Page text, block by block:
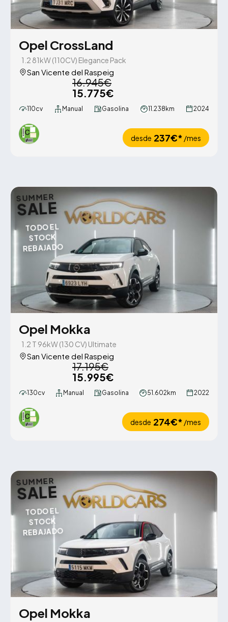
Opel CrossLand
1.2 81kW (110CV) Elegance Pack
San Vicente del Raspeig
16.945€
15.775€
110cv Manual Gasolina 11.238km 2024
desde 237€* /mes
SUMMER
SALE
TODO EL
STOCK
REBAJADO
Opel Mokka
1.2 T 96kW (130 CV) Ultimate
San Vicente del Raspeig
17.195€
15.995€
130cv Manual Gasolina 51.602km 2022
desde 274€* /mes
SUMMER
SALE
TODO EL
STOCK
REBAJADO
Opel Mokka